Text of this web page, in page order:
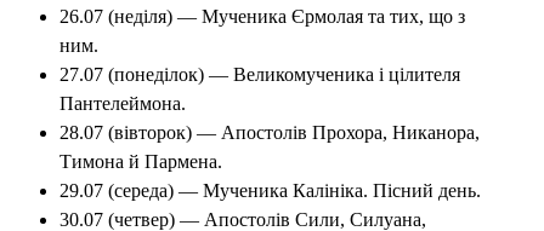
26.07 (неділя) — Мученика Єрмолая та тих, що з
ним.
27.07 (понеділок) — Великомученика і цілителя
Пантелеймона.
28.07 (вівторок) — Апостолів Прохора, Никанора,
Тимона й Пармена.
29.07 (середа) — Мученика Калініка. Пісний день.
30.07 (четвер) — Апостолів Сили, Силуана,